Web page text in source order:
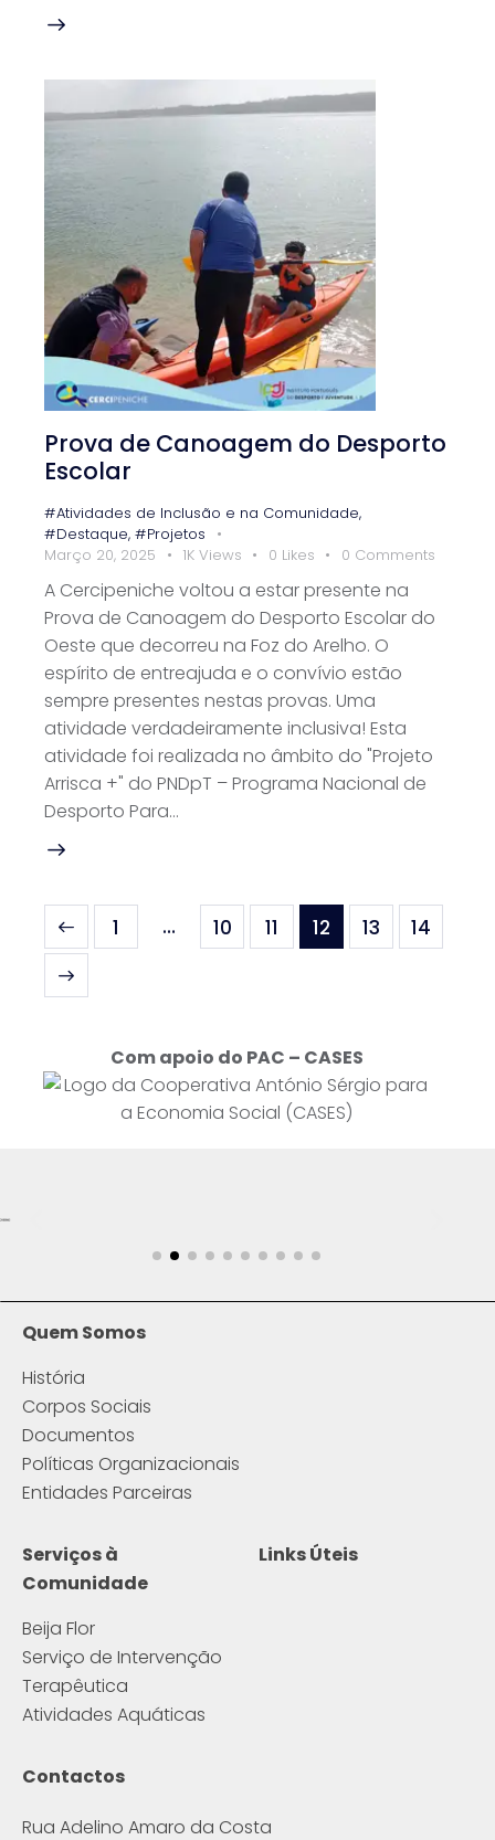
Prova de Canoagem do Desporto
Escolar
#Atividades de Inclusão e na Comunidade,
#Destaque, #Projetos
Março 20, 2025
1K Views 0 Likes 0 Comments
A Cercipeniche voltou a estar presente na
Prova de Canoagem do Desporto Escolar do
Oeste que decorreu na Foz do Arelho. O
espírito de entreajuda e o convívio estão
sempre presentes nestas provas. Uma
atividade verdadeiramente inclusiva! Esta
atividade foi realizada no âmbito do "Projeto
Arrisca +" do PNDpT – Programa Nacional de
Desporto Para…
1 … 10 11 12 13 14
Com apoio do PAC – CASES
Quem Somos
História
Corpos Sociais
Documentos
Políticas Organizacionais
Entidades Parceiras
Serviços à
Comunidade
Beija Flor
Serviço de Intervenção
Terapêutica
Atividades Aquáticas
Links Úteis
Contactos
Rua Adelino Amaro da Costa